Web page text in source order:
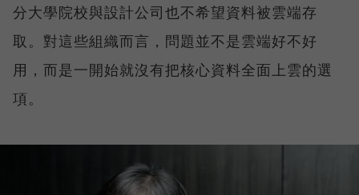
分大學院校與設計公司也不希望資料被雲端存
取。對這些組織而言，問題並不是雲端好不好
用，而是一開始就沒有把核心資料全面上雲的選
項。